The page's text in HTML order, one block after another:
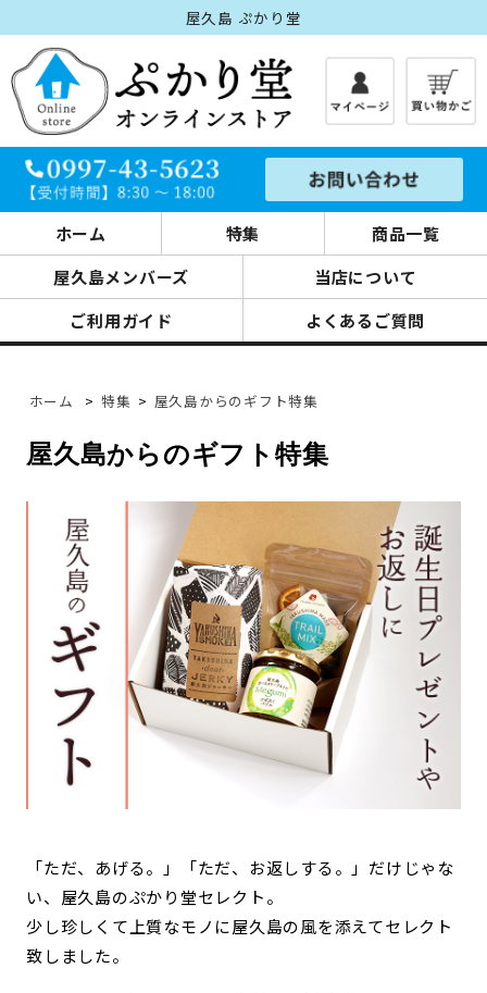
屋久島 ぷかり堂
ホーム 特集
商品一覧
屋久島メンバーズ
当店について
ご利用ガイド
よくあるご質問
ホーム > 特集 > 屋久島からのギフト特集
屋久島からのギフト特集
「ただ、あげる。」「ただ、お返しする。」だけじゃな
い、屋久島のぷかり堂セレクト。
少し珍しくて上質なモノに屋久島の風を添えてセレクト
致しました。